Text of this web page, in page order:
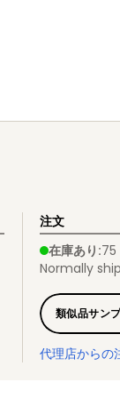
注文
在庫あり :75
Normally
類似品サン
代理店からの